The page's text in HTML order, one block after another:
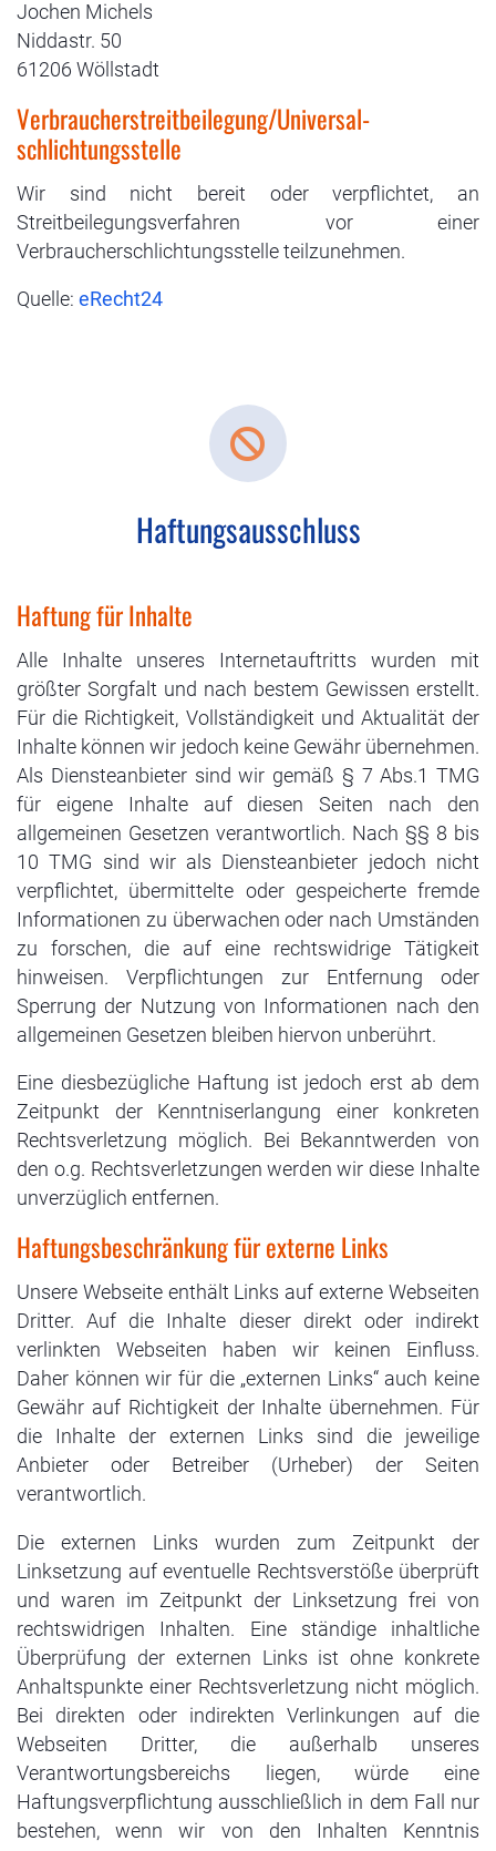
Jochen Michels
Niddastr. 50
61206 Wöllstadt
Verbraucher­streit­beilegung/Universal­
schlichtungs­stelle
Wir sind nicht bereit oder verpflichtet, an
Streitbeilegungsverfahren vor einer
Verbraucherschlichtungsstelle teilzunehmen.
Quelle: eRecht24
Haftungsausschluss
Haftung für Inhalte
Alle Inhalte unseres Internetauftritts wurden mit
größter Sorgfalt und nach bestem Gewissen erstellt.
Für die Richtigkeit, Vollständigkeit und Aktualität der
Inhalte können wir jedoch keine Gewähr übernehmen.
Als Diensteanbieter sind wir gemäß § 7 Abs.1 TMG
für eigene Inhalte auf diesen Seiten nach den
allgemeinen Gesetzen verantwortlich. Nach §§ 8 bis
10 TMG sind wir als Diensteanbieter jedoch nicht
verpflichtet, übermittelte oder gespeicherte fremde
Informationen zu überwachen oder nach Umständen
zu forschen, die auf eine rechtswidrige Tätigkeit
hinweisen. Verpflichtungen zur Entfernung oder
Sperrung der Nutzung von Informationen nach den
allgemeinen Gesetzen bleiben hiervon unberührt.
Eine diesbezügliche Haftung ist jedoch erst ab dem
Zeitpunkt der Kenntniserlangung einer konkreten
Rechtsverletzung möglich. Bei Bekanntwerden von
den o.g. Rechtsverletzungen werden wir diese Inhalte
unverzüglich entfernen.
Haftungsbeschränkung für externe Links
Unsere Webseite enthält Links auf externe Webseiten
Dritter. Auf die Inhalte dieser direkt oder indirekt
verlinkten Webseiten haben wir keinen Einfluss.
Daher können wir für die „externen Links“ auch keine
Gewähr auf Richtigkeit der Inhalte übernehmen. Für
die Inhalte der externen Links sind die jeweilige
Anbieter oder Betreiber (Urheber) der Seiten
verantwortlich.
Die externen Links wurden zum Zeitpunkt der
Linksetzung auf eventuelle Rechtsverstöße überprüft
und waren im Zeitpunkt der Linksetzung frei von
rechtswidrigen Inhalten. Eine ständige inhaltliche
Überprüfung der externen Links ist ohne konkrete
Anhaltspunkte einer Rechtsverletzung nicht möglich.
Bei direkten oder indirekten Verlinkungen auf die
Webseiten Dritter, die außerhalb unseres
Verantwortungsbereichs liegen, würde eine
Haftungsverpflichtung ausschließlich in dem Fall nur
bestehen, wenn wir von den Inhalten Kenntnis